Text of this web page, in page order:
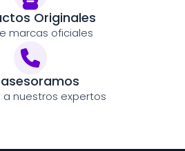
Originales
marcas oficiales
a nuestros expertos